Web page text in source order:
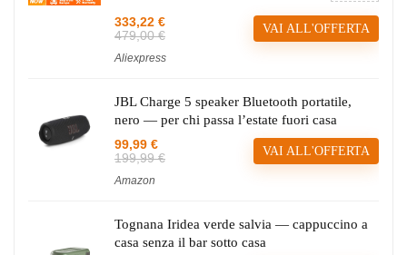
333,22 €
479,00 €
Aliexpress
VAI ALL'OFFERTA
JBL Charge 5 speaker Bluetooth portatile,
nero — per chi passa l’estate fuori casa
99,99 €
199,99 €
Amazon
VAI ALL'OFFERTA
Tognana Iridea verde salvia — cappuccino a
casa senza il bar sotto casa